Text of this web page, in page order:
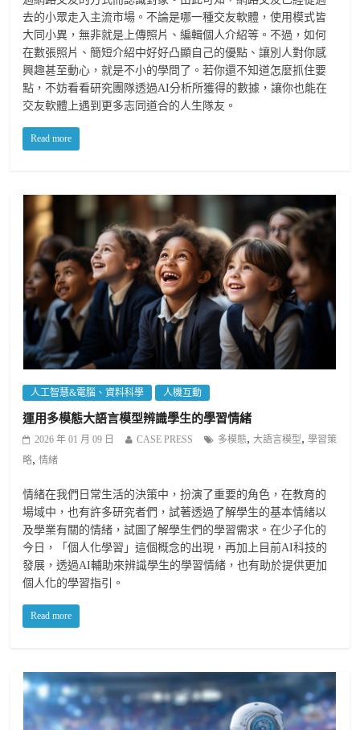
去的小眾走入主流市場。不論是哪一種交友軟體，使用模式皆
大同小異，無非就是上傳照片、編輯個人介紹等。不過，如何
在數張照片、簡短介紹中好好凸顯自己的優點、讓別人對你感
興趣甚至動心，就是不小的學問了。若你還不知道怎麼抓住要
點，不妨看看研究團隊透過AI分析所獲得的數據，讓你也能在
交友軟體上遇到更多志同道合的人生隊友。
Read more
人工智慧&電腦、資料科學 人機互動
運用多模態大語言模型辨識學生的學習情緒
2026 年 01 月 09 日 CASE PRESS 多模態,大語言模型,學習策
略,情緒
情緒在我們日常生活的決策中，扮演了重要的角色，在教育的
場域中，也有許多研究者們，試著透過了解學生的基本情緒以
及學業有關的情緒，試圖了解學生們的學習需求。在少子化的
今日，「個人化學習」這個概念的出現，再加上目前AI科技的
發展，透過AI輔助來辨識學生的學習情緒，也有助於提供更加
個人化的學習指引。
Read more